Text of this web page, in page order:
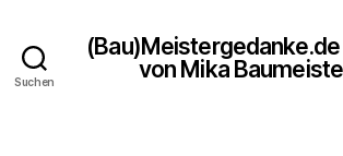
Suchen
von Mika